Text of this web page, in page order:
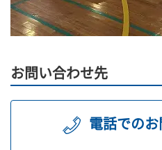
お問い合わせ先
電話での